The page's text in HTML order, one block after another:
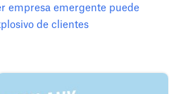
empresa emergente puede
de clientes